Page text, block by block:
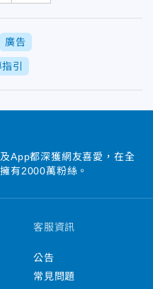
廣告
引
App都深獲網友喜愛，在全
有2000萬粉絲。
客服資訊
公告
常見問題